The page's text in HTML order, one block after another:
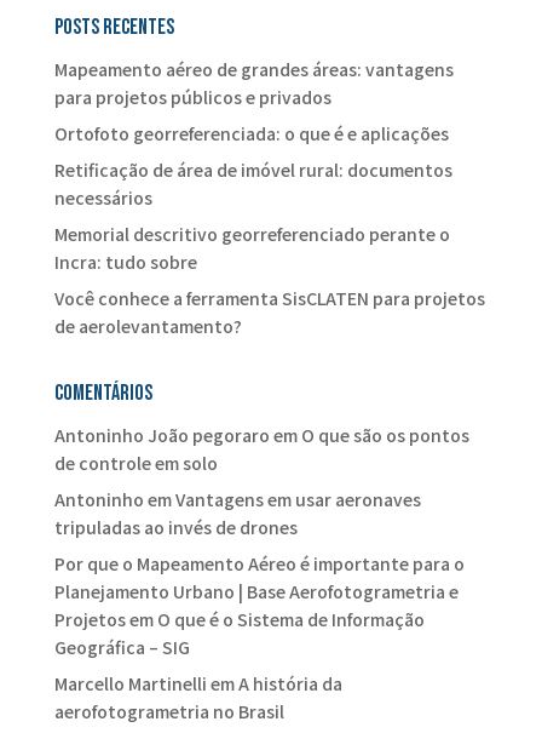
Posts recentes
Mapeamento aéreo de grandes áreas: vantagens
para projetos públicos e privados
Ortofoto georreferenciada: o que é e aplicações
Retificação de área de imóvel rural: documentos
necessários
Memorial descritivo georreferenciado perante o
Incra: tudo sobre
Você conhece a ferramenta SisCLATEN para projetos
de aerolevantamento?
Comentários
Antoninho João pegoraro em O que são os pontos
de controle em solo
Antoninho emVantagens em usar aeronaves
tripuladas ao invés de drones
Por que o Mapeamento Aéreo é importante para o
Planejamento Urbano | Base Aerofotogrametria e
Projetosem O que é o Sistema de Informação
Geográfica – SIG
Marcello Martinelli emA história da
aerofotogrametria no Brasil